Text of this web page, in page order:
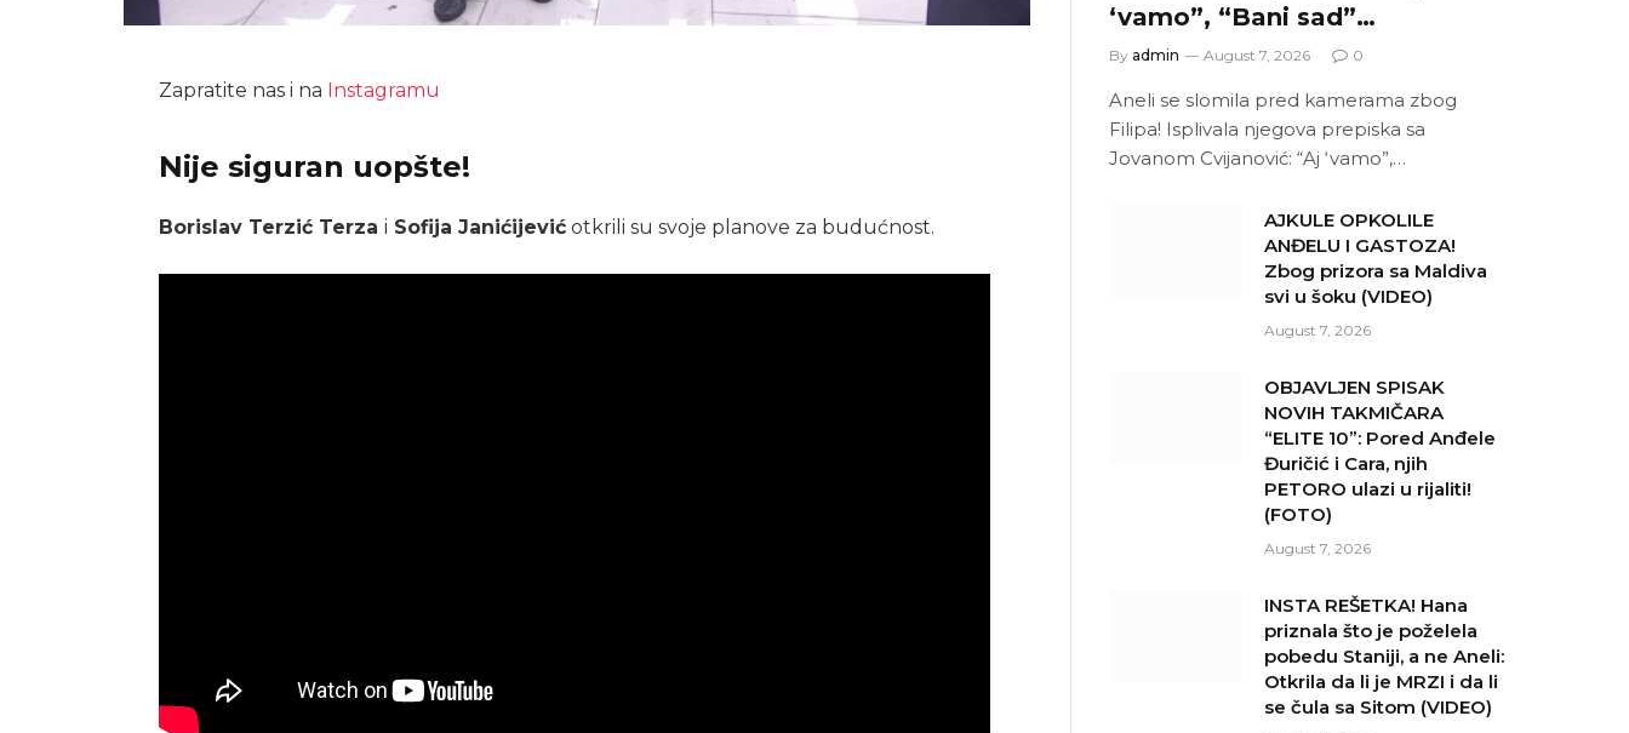
Zapratite nas i na Instagramu
Nije siguran uopšte!
Borislav Terzić Terzai Sofija Janićijević otkrili su svoje planove za budućnost.
‘vamo”, “Bani sad”…
By admin August 7, 2026 0
Aneli se slomila pred kamerama zbog
Filipa! Isplivala njegova prepiska sa
Jovanom Cvijanović: “Aj ‘vamo”,…
AJKULE OPKOLILE
ANĐELU I GASTOZA!
Zbog prizora sa Maldiva
svi u šoku (VIDEO)
August 7, 2026
OBJAVLJEN SPISAK
NOVIH TAKMIČARA
“ELITE 10”: Pored Anđele
Đuričić i Cara, njih
PETORO ulazi u rijaliti!
(FOTO)
August 7, 2026
INSTA REŠETKA! Hana
priznala što je poželela
pobedu Staniji, a ne Aneli:
Otkrila da li je MRZI i da li
se čula sa Sitom (VIDEO)